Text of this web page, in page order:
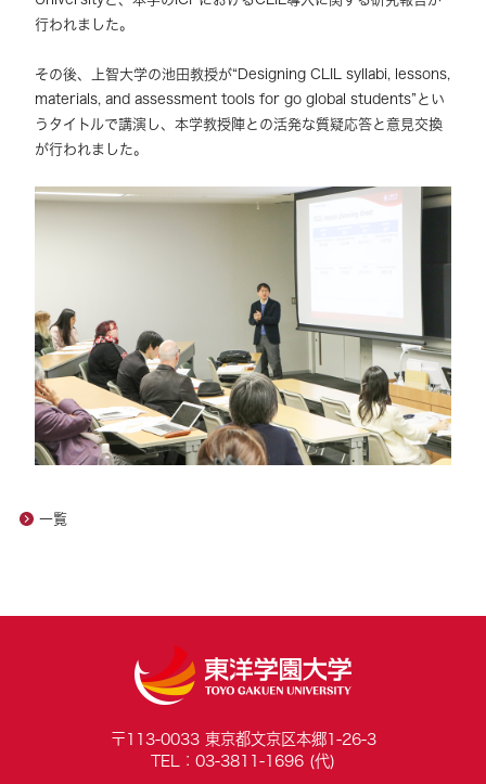
行われました。
その後、上智大学の池田教授が“Designing CLIL syllabi, lessons,
materials, and assessment tools for go global students”とい
うタイトルで講演し、本学教授陣との活発な質疑応答と意見交換
が行われました。
一覧
〒113-0033 東京都文京区本郷1-26-3
TEL：03-3811-1696 (代)